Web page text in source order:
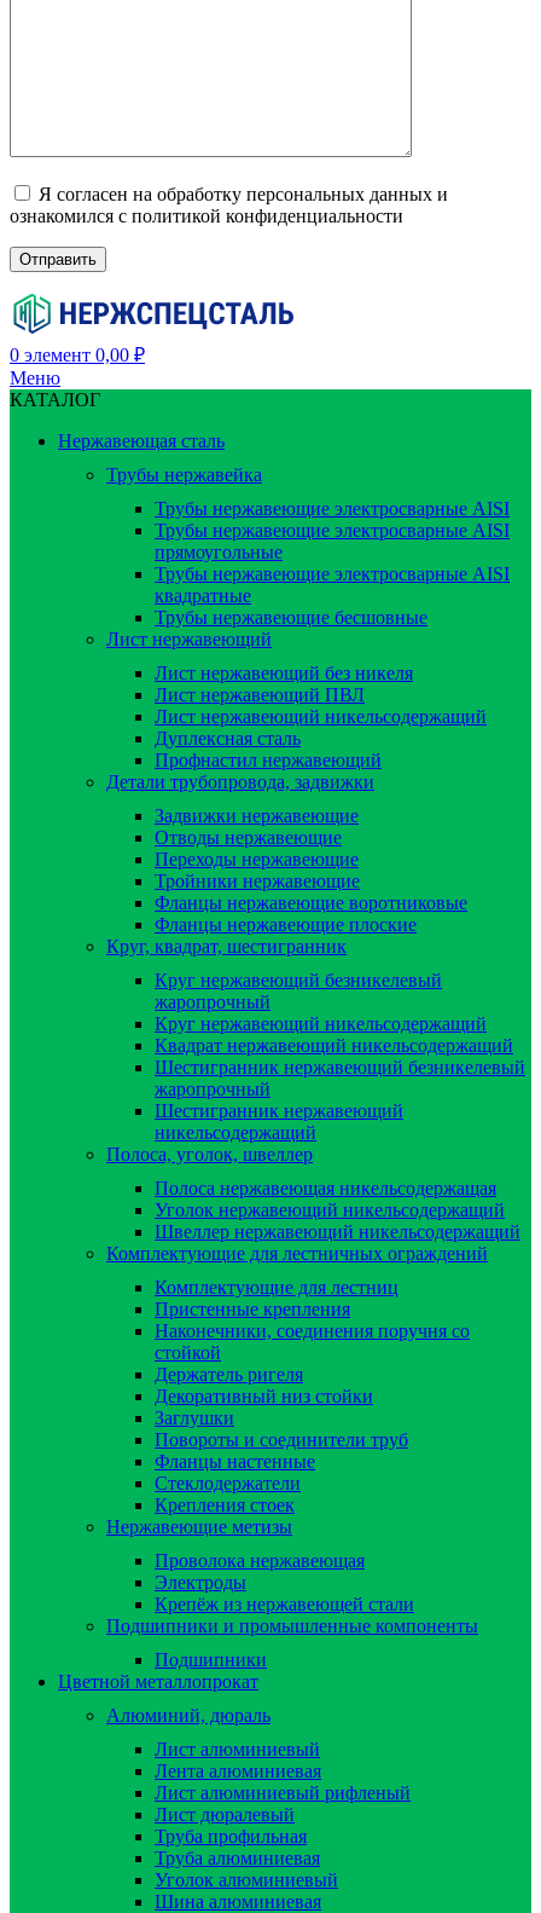
Я согласен на обработку персональных данных и
ознакомился с политикой конфиденциальности
0 элемент 0,00 ₽
Меню
КАТАЛОГ
Нержавеющая сталь
Трубы нержавейка
Трубы нержавеющие электросварные AISI
Трубы нержавеющие электросварные AISI
прямоугольные
Трубы нержавеющие электросварные AISI
квадратные
Трубы нержавеющие бесшовные
Лист нержавеющий
Лист нержавеющий без никеля
Лист нержавеющий ПВЛ
Лист нержавеющий никельсодержащий
Дуплексная сталь
Профнастил нержавеющий
Детали трубопровода, задвижки
Задвижки нержавеющие
Отводы нержавеющие
Переходы нержавеющие
Тройники нержавеющие
Фланцы нержавеющие воротниковые
Фланцы нержавеющие плоские
Круг, квадрат, шестигранник
Круг нержавеющий безникелевый
жаропрочный
Круг нержавеющий никельсодержащий
Квадрат нержавеющий никельсодержащий
Шестигранник нержавеющий безникелевый
жаропрочный
Шестигранник нержавеющий
никельсодержащий
Полоса, уголок, швеллер
Полоса нержавеющая никельсодержащая
Уголок нержавеющий никельсодержащий
Швеллер нержавеющий никельсодержащий
Комплектующие для лестничных ограждений
Комплектующие для лестниц
Пристенные крепления
Наконечники, соединения поручня со
стойкой
Держатель ригеля
Декоративный низ стойки
Заглушки
Повороты и соединители труб
Фланцы настенные
Стеклодержатели
Крепления стоек
Нержавеющие метизы
Проволока нержавеющая
Электроды
Крепёж из нержавеющей стали
Подшипники и промышленные компоненты
Подшипники
Цветной металлопрокат
Алюминий, дюраль
Лист алюминиевый
Лента алюминиевая
Лист алюминиевый рифленый
Лист дюралевый
Труба профильная
Труба алюминиевая
Уголок алюминиевый
Шина алюминиевая